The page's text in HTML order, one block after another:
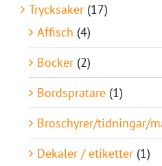
Trycksaker (17)
Affisch (4)
Böcker (2)
Bordspratare (1)
Broschyrer/tidningar/
Dekaler / etiketter (1)